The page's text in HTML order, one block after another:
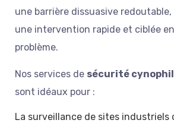
une barrière dissuasive
une intervention rapide et ciblée
problème.
Nos services de sécurité
sont idéaux pour :
La surveillance de sites industriels